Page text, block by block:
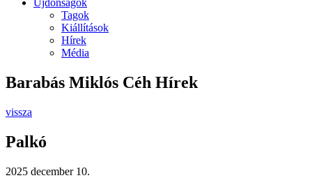
Újdonságok
Tagok
Kiállítások
Hírek
Média
Barabás Miklós Céh Hírek
vissza
Palkó
2025 december 10.